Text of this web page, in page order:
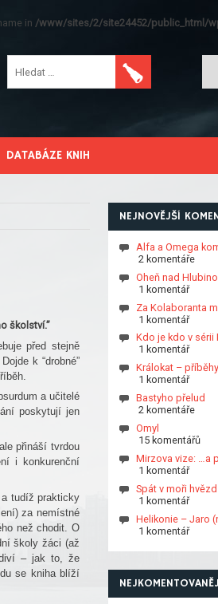
in /www/sites/2/site24452/public_html/
DATABÁZE KNIH
školství.”
před stejně
k “drobné”
a učitelé
poskytují jen
přináší tvrdou
i konkurenční
a tudíž prakticky
za nemístné
než chodit. O
školy žáci (až
– jak to, že
se kniha blíží
NEJNOVĚJŠÍ
Alfa a Omega
2 komentáře
Oheň nad
1 komentář
Za Kolaboranta
1 komentář
Kdo je kdo v sérii
1 komentář
Králokat –
1 komentář
Bastyho přelud
2 komentáře
Omyl
15 komentářů
Mirzova vize: …a
1 komentář
Spát v moři
1 komentář
Helikonie – Jaro
1 komentář